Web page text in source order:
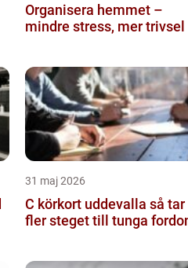
Organisera hemmet –
mindre stress, mer trivsel
31 maj 2026
C körkort uddevalla så tar
fler steget till tunga